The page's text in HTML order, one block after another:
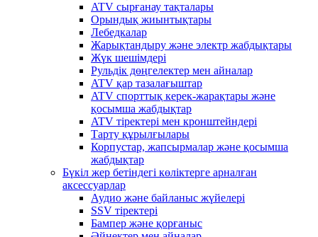
ATV сырғанау тақталары
Орындық жиынтықтары
Лебедкалар
Жарықтандыру және электр жабдықтары
Жүк шешімдері
Рульдік дөңгелектер мен айналар
ATV қар тазалағыштар
ATV спорттық керек-жарақтары және
қосымша жабдықтар
ATV тіректері мен кронштейндері
Тарту құрылғылары
Корпустар, жапсырмалар және қосымша
жабдықтар
Бүкіл жер бетіндегі көліктерге арналған
аксессуарлар
Аудио және байланыс жүйелері
SSV тіректері
Бампер және қорғаныс